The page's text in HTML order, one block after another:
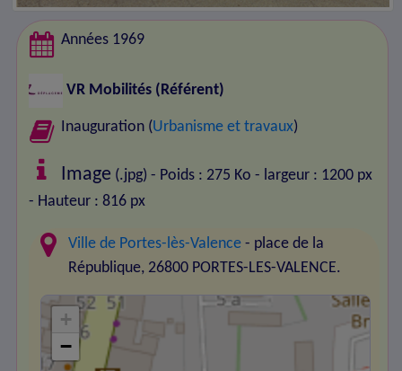
Années 1969
VR Mobilités (Référent)
Inauguration (Urbanisme et travaux)
Image (.jpg) - Poids : 275 Ko - largeur : 1200 px
- Hauteur : 816 px
Ville de Portes-lès-Valence - place de la
République, 26800 PORTES-LES-VALENCE.
+
−